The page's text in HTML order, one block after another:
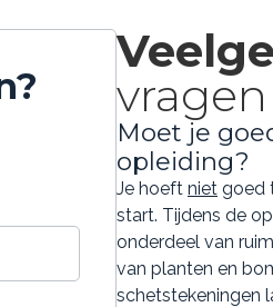
de contactpagina:
contact
- De groep van 10
(minimaal 7). -
is. - Stage is
is ook mogelijk. - Voor
vragen of wenst u
bereiken op
vragen
Moet je
opleiding?
Je hoeft niet goed
start. Tijdens de
onderdeel van
van planten en
schetstekeningen